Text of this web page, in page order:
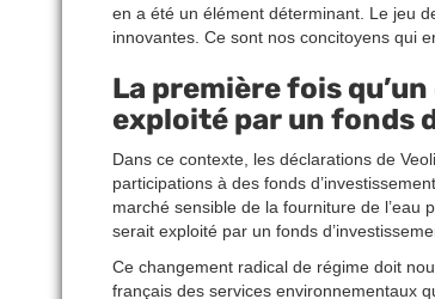
en a été un élément déterminant. Le jeu
innovantes. Ce sont nos concitoyens qui
La première fois
exploité par un fonds
Dans ce contexte, les déclarations de
participations à des fonds
marché sensible de la fourniture de l’eau
serait exploité par un fonds
Ce changement radical de régime doit
français des services environnementaux